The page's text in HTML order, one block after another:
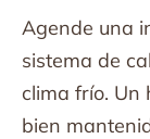
Agende una
sistema de
clima frío. Un
bien